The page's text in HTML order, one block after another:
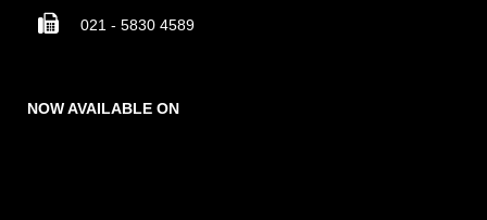
021 - 5830 4589
NOW AVAILABLE ON